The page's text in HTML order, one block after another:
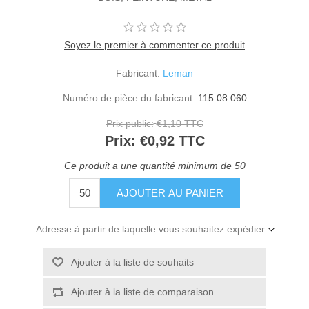
Soyez le premier à commenter ce produit
Fabricant: Leman
Numéro de pièce du fabricant: 115.08.060
Prix public: €1,10 TTC
Prix: €0,92 TTC
Ce produit a une quantité minimum de 50
Adresse à partir de laquelle vous souhaitez expédier